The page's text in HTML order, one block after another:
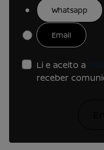
Whatsapp
Email
Li e aceito a
receber